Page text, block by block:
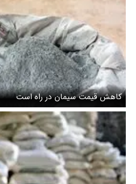
کاهش قیمت سیمان در راه است